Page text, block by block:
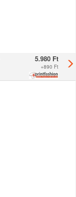
5.980 Ft
+890 Ft